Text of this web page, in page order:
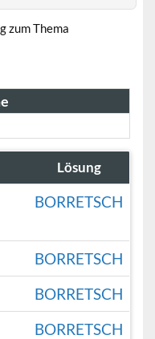
zum Thema
Lösung
BORRETSCH
BORRETSCH
BORRETSCH
BORRETSCH